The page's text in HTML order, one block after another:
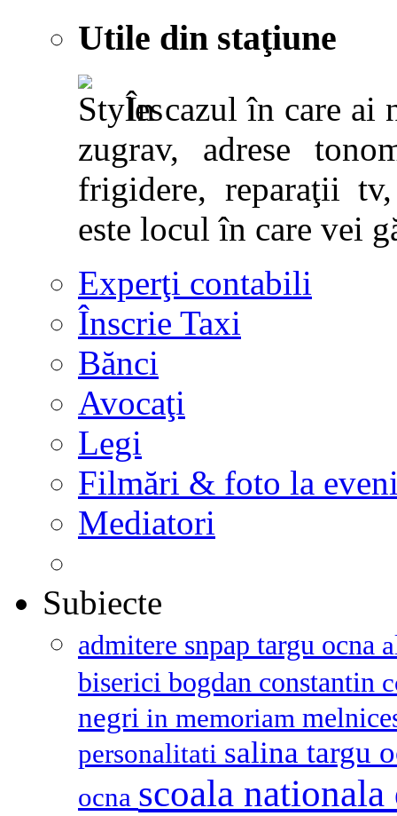
Utile din staţiune
În cazul în care ai
zugrav, adrese
frigidere, reparaţii
este locul în care vei
Experţi contabili
Înscrie Taxi
Bănci
Avocaţi
Legi
Filmări & foto la
Mediatori
Subiecte
admitere snpap targu ocna
biserici bogdan constantin
negri in memoriam
personalitati salina targu
ocna scoala